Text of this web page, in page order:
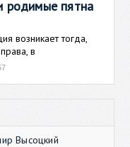
родимые пятна
возникает тогда,
в
Высоцкий